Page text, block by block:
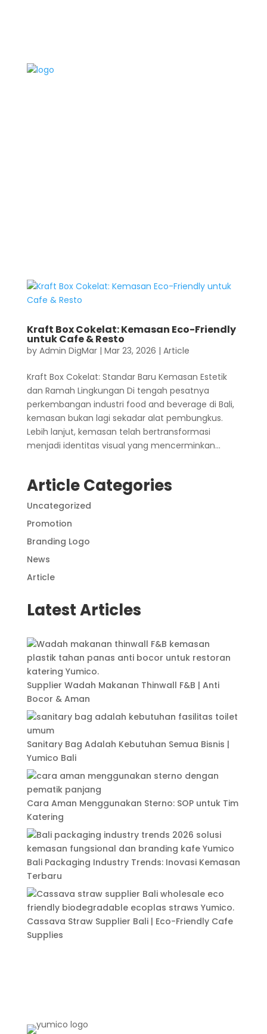
Kraft Box Cokelat: Kemasan Eco-Friendly
untuk Cafe & Resto
by Admin DigMar| Mar 23, 2026 | Article
Kraft Box Cokelat: Standar Baru Kemasan Estetik
dan Ramah Lingkungan Di tengah pesatnya
perkembangan industri food and beverage di Bali,
kemasan bukan lagi sekadar alat pembungkus.
Lebih lanjut, kemasan telah bertransformasi
menjadi identitas visual yang mencerminkan...
Article Categories
Uncategorized
Promotion
Branding Logo
News
Article
Latest Articles
Supplier Wadah Makanan Thinwall F&B | Anti
Bocor & Aman
Sanitary Bag Adalah Kebutuhan Semua Bisnis |
Yumico Bali
Cara Aman Menggunakan Sterno: SOP untuk Tim
Katering
Bali Packaging Industry Trends: Inovasi Kemasan
Terbaru
Cassava Straw Supplier Bali | Eco-Friendly Cafe
Supplies